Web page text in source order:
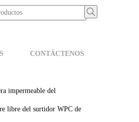
CONTÁCTENOS
impermeable del
libre del surtidor WPC de